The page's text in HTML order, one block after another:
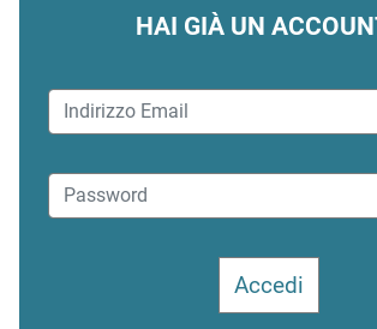
HAI GIÀ UN